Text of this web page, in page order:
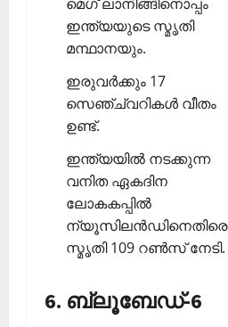
ഇന്ത്യയുടെ സ്മൃതി
മന്ഥാനയും.
ഇരുവര്‍ക്കും 17
സെഞ്ച്വറികള്‍ വീതം
ഉണ്ട്.
ഇന്ത്യയില്‍ നടക്കുന്ന
വനിത ഏകദിന
ലോകകപ്പില്‍
ന്യൂസിലന്‍ഡിനെതിരെ
സ്മൃതി 109 റണ്‍സ് നേടി.
6. ബ്ലൂബേഡ്-6